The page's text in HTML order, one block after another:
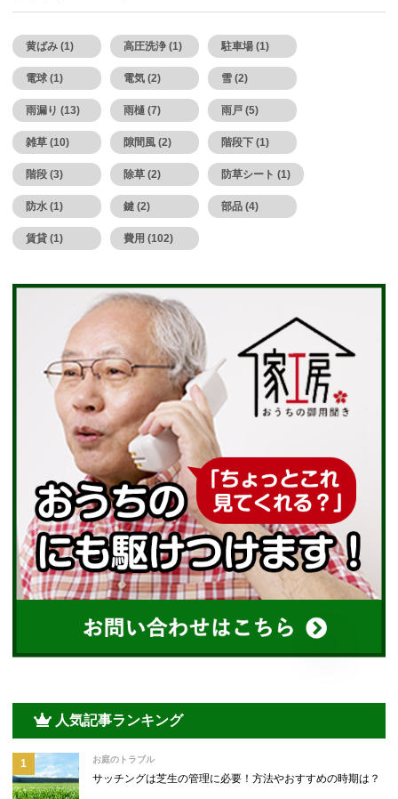
黄ばみ (1) 高圧洗浄 (1) 駐車場 (1)
電球 (1) 電気 (2) 雪 (2)
雨漏り (13) 雨樋 (7) 雨戸 (5)
雑草 (10) 隙間風 (2) 階段下 (1)
階段 (3) 除草 (2) 防草シート (1)
防水 (1) 鍵 (2) 部品 (4)
賃貸 (1) 費用 (102)
人気記事ランキング
お庭のトラブル
サッチングは芝生の管理に必要！方法やおすすめの時期は？